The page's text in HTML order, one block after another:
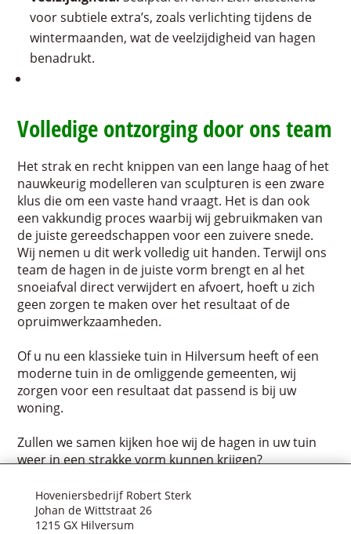
voor subtiele extra’s, zoals verlichting tijdens de
wintermaanden, wat de veelzijdigheid van hagen
benadrukt.
Volledige ontzorging door ons team
Het strak en recht knippen van een lange haag of het
nauwkeurig modelleren van sculpturen is een zware
klus die om een vaste hand vraagt. Het is dan ook
een vakkundig proces waarbij wij gebruikmaken van
de juiste gereedschappen voor een zuivere snede.
Wij nemen u dit werk volledig uit handen. Terwijl ons
team de hagen in de juiste vorm brengt en al het
snoeiafval direct verwijdert en afvoert, hoeft u zich
geen zorgen te maken over het resultaat of de
opruimwerkzaamheden.
Of u nu een klassieke tuin in Hilversum heeft of een
moderne tuin in de omliggende gemeenten, wij
zorgen voor een resultaat dat passend is bij uw
woning.
Zullen we samen kijken hoe wij de hagen in uw tuin
weer in een strakke vorm kunnen krijgen?
Hoveniersbedrijf Robert Sterk
Johan de Wittstraat 26
1215 GX Hilversum